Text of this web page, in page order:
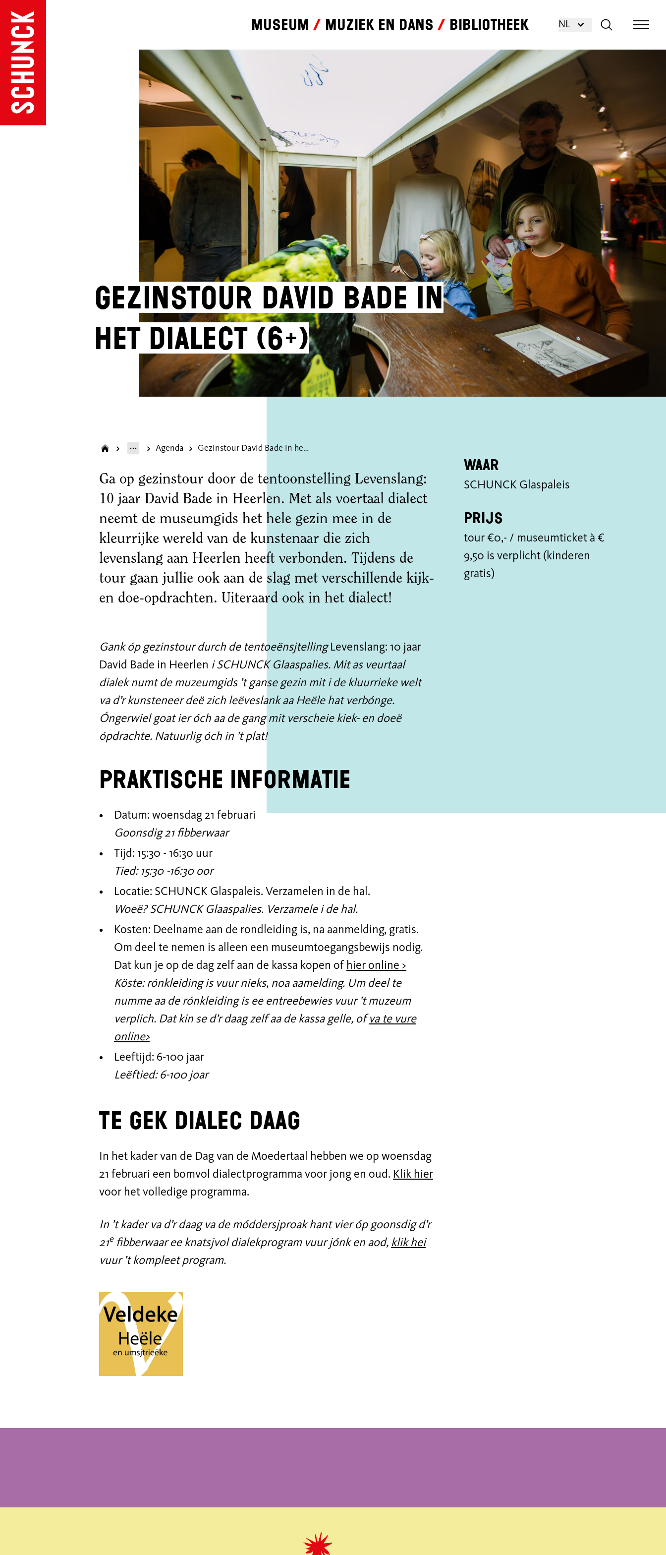
Museum Muziek en dans Bibliotheek NL
Gezinstour David Bade in
het dialect (6+)
Agenda Gezinstour David Bade in het dialect (6+)
Ga op gezinstour door de tentoonstelling Levenslang:
10 jaar David Bade in Heerlen. Met als voertaal dialect
neemt de museumgids het hele gezin mee in de
kleurrijke wereld van de kunstenaar die zich
levenslang aan Heerlen heeft verbonden. Tijdens de
tour gaan jullie ook aan de slag met verschillende kijk-
en doe-opdrachten. Uiteraard ook in het dialect!
Gank óp gezinstour durch de tentoeënsjtelling Levenslang: 10 jaar
David Bade in Heerlen i SCHUNCK Glaaspalies. Mit as veurtaal
dialek numt de muzeumgids ’t ganse gezin mit i de kluurrieke welt
va d’r kunsteneer deë zich leëveslank aa Heële hat verbónge.
Óngerwiel goat ier óch aa de gang mit verscheie kiek- en doeë
ópdrachte. Natuurlig óch in ’t plat!
Praktische informatie
Datum: woensdag 21 februari
Goonsdig 21 fibberwaar
Tijd: 15:30 - 16:30 uur
Tied: 15:30 -16:30 oor
Locatie: SCHUNCK Glaspaleis. Verzamelen in de hal.
Woeë? SCHUNCK Glaaspalies. Verzamele i de hal.
Kosten: Deelname aan de rondleiding is, na aanmelding, gratis.
Om deel te nemen is alleen een museumtoegangsbewijs nodig.
Dat kun je op de dag zelf aan de kassa kopen of hier online >
Köste: rónkleiding is vuur nieks, noa aamelding. Um deel te
numme aa de rónkleiding is ee entreebewies vuur ’t muzeum
verplich. Dat kin se d’r daag zelf aa de kassa gelle, of va te vure
online>
Leeftijd: 6-100 jaar
Leëftied: 6-100 joar
Te gek dialec daag
In het kader van de Dag van de Moedertaal hebben we op woensdag
21 februari een bomvol dialectprogramma voor jong en oud. Klik hier
voor het volledige programma.
In ’t kader va d’r daag va de móddersjproak hant vier óp goonsdig d’r
21efibberwaar ee knatsjvol dialekprogram vuur jónk en aod, klik hei
vuur ’t kompleet program.
Waar
SCHUNCK Glaspaleis
Prijs
tour €0,- / museumticket à €
9,50 is verplicht (kinderen
gratis)